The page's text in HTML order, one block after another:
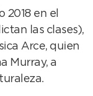
2018 en el
las clases),
Arce, quien
Murray, a